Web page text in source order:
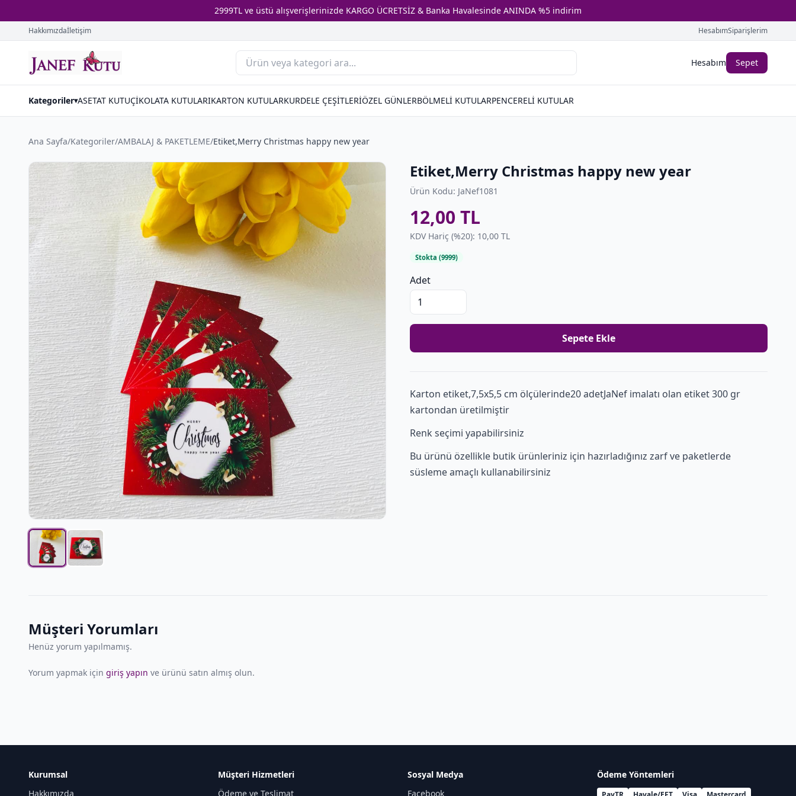
2999TL ve üstü alışverişlerinizde KARGO ÜCRETSİZ & Banka Havalesinde ANINDA %5 indirim
Hakkımızdaİletişim HesabımSiparişlerim
Hesabım Sepet
Kategoriler▾ASETAT KUTUÇİKOLATA KUTULARIKARTON KUTULARKURDELE ÇEŞİTLERİÖZEL GÜNLERBÖLMELİ KUTULARPENCERELİ KUTULAR
Ana Sayfa/Kategoriler/AMBALAJ & PAKETLEME/Etiket,Merry Christmas happy new year
Etiket,Merry Christmas happy new year
Ürün Kodu: JaNef1081
12,00 TL
KDV Hariç (%20): 10,00 TL
Stokta (9999)
Adet
Sepete Ekle
Karton etiket,7,5x5,5 cm ölçülerinde20 adetJaNef imalatı olan etiket 300 gr
kartondan üretilmiştir
Renk seçimi yapabilirsiniz
Bu ürünü özellikle butik ürünleriniz için hazırladığınız zarf ve paketlerde
süsleme amaçlı kullanabilirsiniz
Müşteri Yorumları
Henüz yorum yapılmamış.
Yorum yapmak için giriş yapın ve ürünü satın almış olun.
Kurumsal
Hakkımızda
Müşteri Hizmetleri
Ödeme ve Teslimat
Sosyal Medya
Facebook
Ödeme Yöntemleri